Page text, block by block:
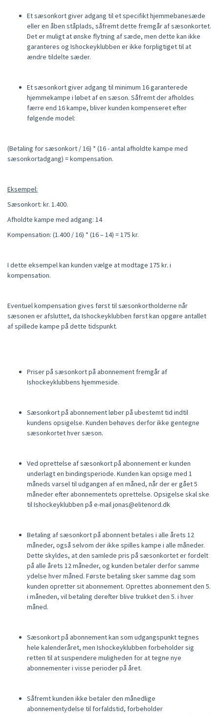
Et sæsonkort giver adgang til et specifikt hjemmebanesæde
eller en åben ståplads, såfremt dette fremgår af sæsonkortet.
Det er muligt at ønske flytning af sæde, men dette kan ikke
garanteres og Ishockeyklubben er ikke forpligtiget til at
ændre tildelte sæder.
Et sæsonkort giver adgang til minimum 16 garanterede
hjemmekampe i løbet af en sæson. Såfremt der afholdes
færre end 16 kampe, bliver kunden kompenseret efter
følgende model:
(Betaling for sæsonkort / 16) * (16 - antal afholdte kampe med
sæsonkortadgang) = kompensation.
Eksempel:
Sæsonkort: kr. 1.400.
Afholdte kampe med adgang: 14
Kompensation: (1.400 / 16) * (16 – 14) = 175 kr.
I dette eksempel kan kunden vælge at modtage 175 kr. i
kompensation.
Eventuel kompensation gives først til sæsonkortholderne når
sæsonen er afsluttet, da Ishockeyklubben først kan opgøre antallet
af spillede kampe på dette tidspunkt.
Priser på sæsonkort på abonnement fremgår af
Ishockeyklubbens hjemmeside.
Sæsonkort på abonnement løber på ubestemt tid indtil
kundens opsigelse. Kunden behøves derfor ikke gentegne
sæsonkortet hver sæson.
Ved oprettelse af sæsonkort på abonnement er kunden
underlagt en bindingsperiode. Kunden kan opsige med 1
måneds varsel til udgangen af en måned, når der er gået 5
måneder efter abonnementets oprettelse. Opsigelse skal ske
til Ishockeyklubben på e-mail jonas@elitenord.dk
Betaling af sæsonkort på abonnent betales i alle årets 12
måneder, også selvom der ikke spilles kampe i alle måneder.
Dette skyldes, at den samlede pris på sæsonkortet er fordelt
på alle årets 12 måneder, og kunden betaler derfor samme
ydelse hver måned. Første betaling sker samme dag som
kunden opretter sit abonnement. Oprettes abonnement den 5.
i måneden, vil betaling derefter blive trukket den 5. i hver
måned.
Sæsonkort på abonnement kan som udgangspunkt tegnes
hele kalenderåret, men Ishockeyklubben forbeholder sig
retten til at suspendere muligheden for at tegne nye
abonnementer i visse perioder på året.
Såfremt kunden ikke betaler den månedlige
abonnementydelse til forfaldstid, forbeholder